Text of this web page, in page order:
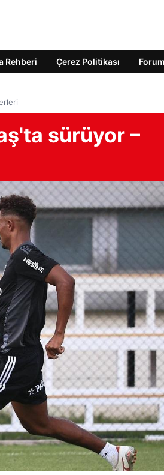
Rehberi Çerez Politikası Forum
sürüyor –